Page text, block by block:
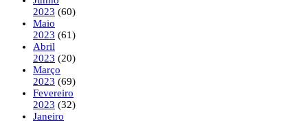
2023 (60)
Maio
2023 (61)
Abril
2023 (20)
Março
2023 (69)
Fevereiro
2023 (32)
Janeiro